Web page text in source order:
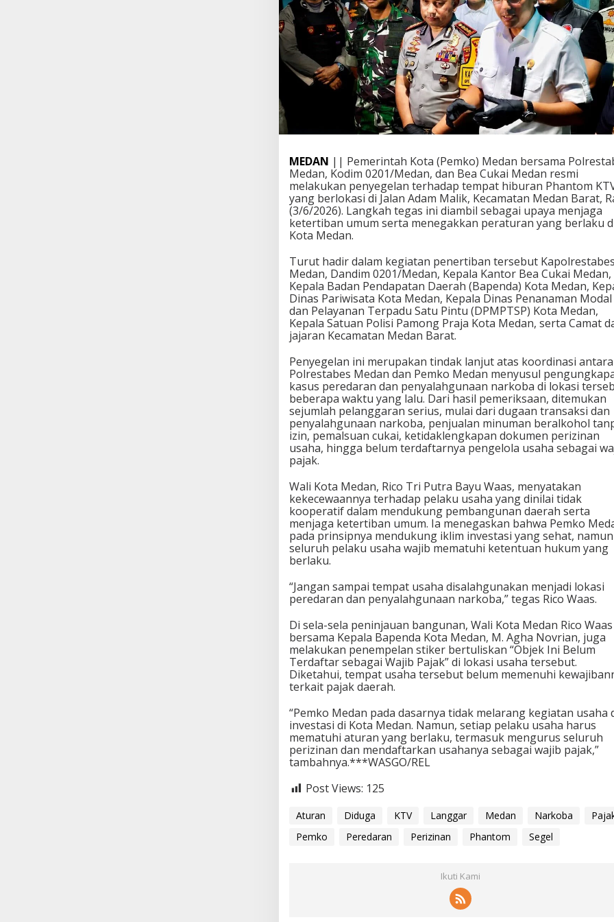
MEDAN || Pemerintah Kota (Pemko) Medan bersama
Medan, Kodim 0201/Medan, dan Bea Cukai Medan resmi
melakukan penyegelan terhadap tempat hiburan Phantom
yang berlokasi di Jalan Adam Malik, Kecamatan Medan Barat,
(3/6/2026). Langkah tegas ini diambil sebagai upaya menjaga
ketertiban umum serta menegakkan peraturan yang berlaku
Kota Medan.
Turut hadir dalam kegiatan penertiban tersebut Kapolrestabes
Medan, Dandim 0201/Medan, Kepala Kantor Bea Cukai Medan,
Kepala Badan Pendapatan Daerah (Bapenda) Kota Medan,
Dinas Pariwisata Kota Medan, Kepala Dinas Penanaman Modal
dan Pelayanan Terpadu Satu Pintu (DPMPTSP) Kota Medan,
Kepala Satuan Polisi Pamong Praja Kota Medan, serta Camat
jajaran Kecamatan Medan Barat.
Penyegelan ini merupakan tindak lanjut atas koordinasi antara
Polrestabes Medan dan Pemko Medan menyusul
kasus peredaran dan penyalahgunaan narkoba di lokasi
beberapa waktu yang lalu. Dari hasil pemeriksaan, ditemukan
sejumlah pelanggaran serius, mulai dari dugaan transaksi dan
penyalahgunaan narkoba, penjualan minuman beralkohol
izin, pemalsuan cukai, ketidaklengkapan dokumen perizinan
usaha, hingga belum terdaftarnya pengelola usaha sebagai
pajak.
Wali Kota Medan, Rico Tri Putra Bayu Waas, menyatakan
kekecewaannya terhadap pelaku usaha yang dinilai tidak
kooperatif dalam mendukung pembangunan daerah serta
menjaga ketertiban umum. Ia menegaskan bahwa Pemko
pada prinsipnya mendukung iklim investasi yang sehat, namun
seluruh pelaku usaha wajib mematuhi ketentuan hukum yang
berlaku.
“Jangan sampai tempat usaha disalahgunakan menjadi lokasi
peredaran dan penyalahgunaan narkoba,” tegas Rico Waas.
Di sela-sela peninjauan bangunan, Wali Kota Medan Rico Waas
bersama Kepala Bapenda Kota Medan, M. Agha Novrian, juga
melakukan penempelan stiker bertuliskan “Objek Ini Belum
Terdaftar sebagai Wajib Pajak” di lokasi usaha tersebut.
Diketahui, tempat usaha tersebut belum memenuhi
terkait pajak daerah.
“Pemko Medan pada dasarnya tidak melarang kegiatan usaha
investasi di Kota Medan. Namun, setiap pelaku usaha harus
mematuhi aturan yang berlaku, termasuk mengurus seluruh
perizinan dan mendaftarkan usahanya sebagai wajib pajak,”
tambahnya.***WASGO/REL
Post Views: 125
Aturan Diduga KTV Langgar Medan Narkoba
Pemko
Peredaran Perizinan Phantom Segel
Ikuti Kami